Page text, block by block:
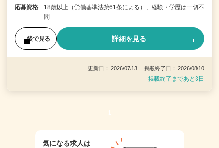
応募資格
18歳以上（労働基準法第61条による）、経験・学歴は一切不
問
後で見る 詳細を見る
更新日： 2026/07/13 掲載終了日： 2026/08/10
掲載終了まであと3日
1
気になる求人は